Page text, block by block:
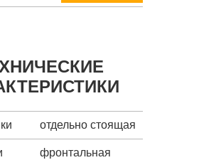
отдельно стоящая
фронтальная